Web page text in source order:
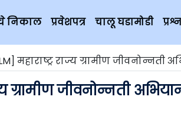
निकाल प्रवेशपत्र चालू घडामोडी
महाराष्ट्र राज्य ग्रामीण जीवनोन्नती
ग्रामीण जीवनोन्नती